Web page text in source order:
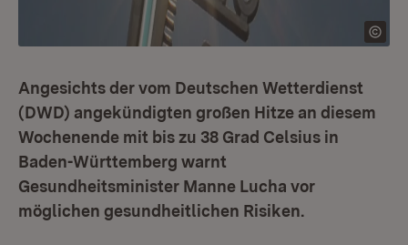
Angesichts der vom Deutschen Wetterdienst
(DWD) angekündigten großen Hitze an diesem
Wochenende mit bis zu 38 Grad Celsius in
Baden-Württemberg warnt
Gesundheitsminister Manne Lucha vor
möglichen gesundheitlichen Risiken.